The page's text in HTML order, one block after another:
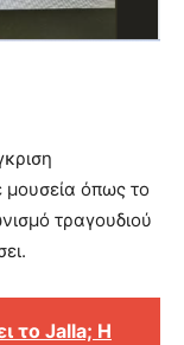
όπως το
τραγουδιού
το Jalla; Η